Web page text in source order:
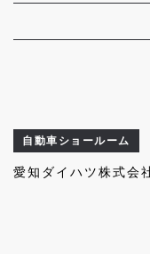
自動車ショールーム
愛知ダイハツ株式